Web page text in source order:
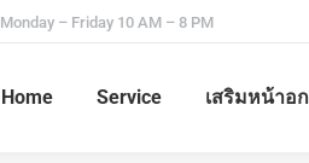
Monday – Friday 10 AM – 8 PM
Home Service เสริมหน้าอก